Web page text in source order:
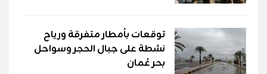
توقعات بأمطار متفرقة ورياح
نشطة على جبال الحجر وسواحل
بحر عُمان